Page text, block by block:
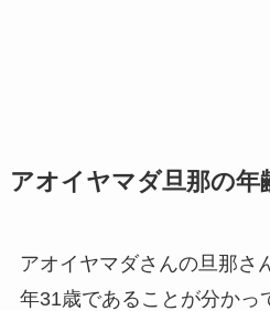
アオイヤマダ旦那の年
アオイヤマダさんの旦那さ
年31歳であることが分かっ